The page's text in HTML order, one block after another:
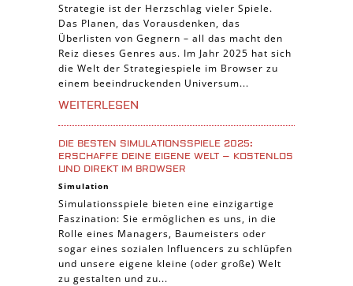
Strategie ist der Herzschlag vieler Spiele.
Das Planen, das Vorausdenken, das
Überlisten von Gegnern – all das macht den
Reiz dieses Genres aus. Im Jahr 2025 hat sich
die Welt der Strategiespiele im Browser zu
einem beeindruckenden Universum...
WEITERLESEN
DIE BESTEN SIMULATIONSSPIELE 2025:
ERSCHAFFE DEINE EIGENE WELT – KOSTENLOS
UND DIREKT IM BROWSER
Simulation
Simulationsspiele bieten eine einzigartige
Faszination: Sie ermöglichen es uns, in die
Rolle eines Managers, Baumeisters oder
sogar eines sozialen Influencers zu schlüpfen
und unsere eigene kleine (oder große) Welt
zu gestalten und zu...